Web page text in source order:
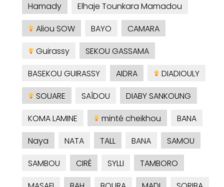
Hamady
Elhaje Tounkara Mamadou
Aliou SOW
BAYO
CAMARA
Guirassy
SEKOU GASSAMA
BASEKOU GUIRASSY
AIDRA
DIADIOULY
SOUARE
SAÎDOU
DIABY SANKOUNG
KOMA LAMINE
minté cheikhou
BANA
Naya
NATA TALL BANA
SAMOU
SAMBOU
CIRÉ SYLLI
TAMBORO